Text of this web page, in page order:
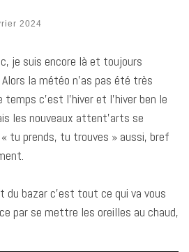
2024
je suis encore là et toujours
la météo n’as pas été très
c’est l’hiver et l’hiver ben le
les nouveaux attent’arts se
tu prends, tu trouves » aussi, bref
bazar c’est tout ce qui va vous
par se mettre les oreilles au chaud,